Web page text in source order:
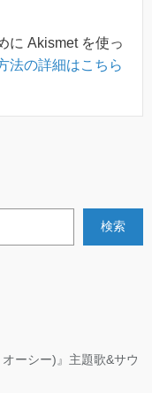
に Akismet を使っ
法の詳細はこちら
検索
ーシー)』主題歌&サウ